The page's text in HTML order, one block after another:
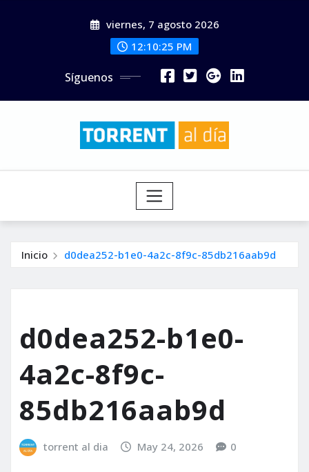
viernes, 7 agosto 2026
12:10:27 PM
Síguenos
Inicio d0dea252-b1e0-4a2c-8f9c-85db216aab9d
d0dea252-b1e0-
4a2c-8f9c-
85db216aab9d
torrent al dia May 24, 2026 0